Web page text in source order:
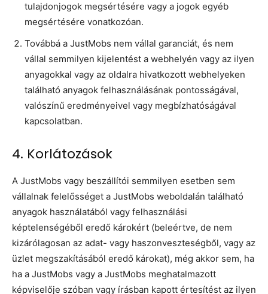
tulajdonjogok megsértésére vagy a jogok egyéb
megsértésére vonatkozóan.
Továbbá a JustMobs nem vállal garanciát, és nem
vállal semmilyen kijelentést a webhelyén vagy az ilyen
anyagokkal vagy az oldalra hivatkozott webhelyeken
található anyagok felhasználásának pontosságával,
valószínű eredményeivel vagy megbízhatóságával
kapcsolatban.
4. Korlátozások
A JustMobs vagy beszállítói semmilyen esetben sem
vállalnak felelősséget a JustMobs weboldalán található
anyagok használatából vagy felhasználási
képtelenségéből eredő károkért (beleértve, de nem
kizárólagosan az adat- vagy haszonveszteségből, vagy az
üzlet megszakításából eredő károkat), még akkor sem, ha
ha a JustMobs vagy a JustMobs meghatalmazott
képviselője szóban vagy írásban kapott értesítést az ilyen